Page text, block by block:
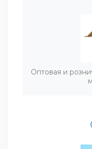
Оптовая и